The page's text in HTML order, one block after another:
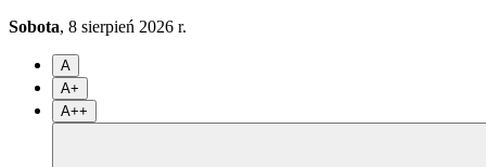
Sobota, 8 sierpień 2026 r.
A
A+
A++